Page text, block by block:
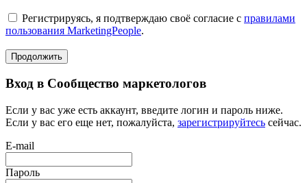
Регистрируясь, я подтверждаю своё согласие с правилами
пользования MarketingPeople.
Продолжить
Вход в Сообщество маркетологов
Если у вас уже есть аккаунт, введите логин и пароль ниже.
Если у вас его еще нет, пожалуйста, зарегистрируйтесь сейчас.
E-mail
Пароль